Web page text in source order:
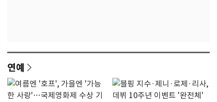
연예